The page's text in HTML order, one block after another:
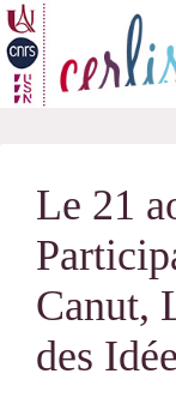
Passer
au
contenu
Le 21
Canut,
des